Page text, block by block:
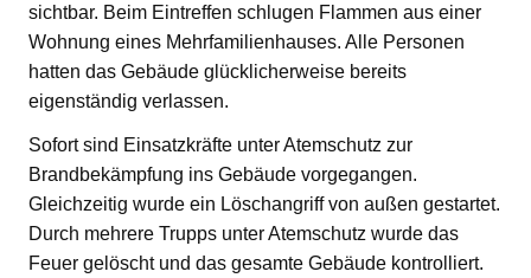
sichtbar. Beim Eintreffen schlugen Flammen aus einer
Wohnung eines Mehrfamilienhauses. Alle Personen
hatten das Gebäude glücklicherweise bereits
eigenständig verlassen.
Sofort sind Einsatzkräfte unter Atemschutz zur
Brandbekämpfung ins Gebäude vorgegangen.
Gleichzeitig wurde ein Löschangriff von außen gestartet.
Durch mehrere Trupps unter Atemschutz wurde das
Feuer gelöscht und das gesamte Gebäude kontrolliert.